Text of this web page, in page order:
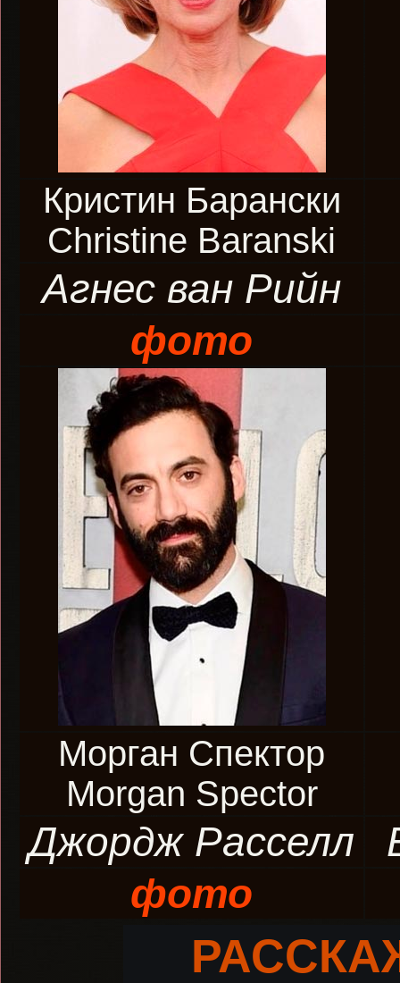
Кристин Барански
Christine Baranski
Агнес ван Рийн
фото
Морган Спектор
Morgan Spector
Джордж Расселл
фото